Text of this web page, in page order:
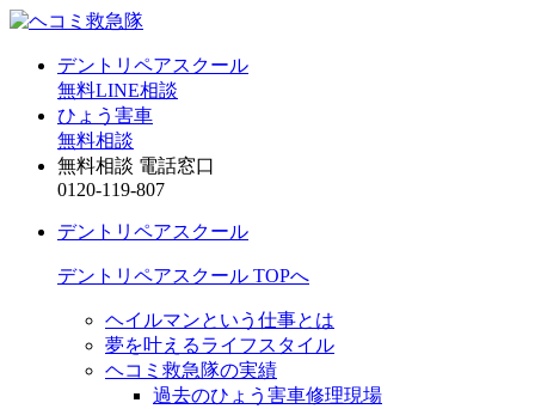
デントリペアスクール
無料LINE相談
ひょう害車
無料相談
無料相談 電話窓口
0120-119-807
デントリペアスクール
デントリペアスクール TOPへ
ヘイルマンという仕事とは
夢を叶えるライフスタイル
ヘコミ救急隊の実績
過去のひょう害車修理現場